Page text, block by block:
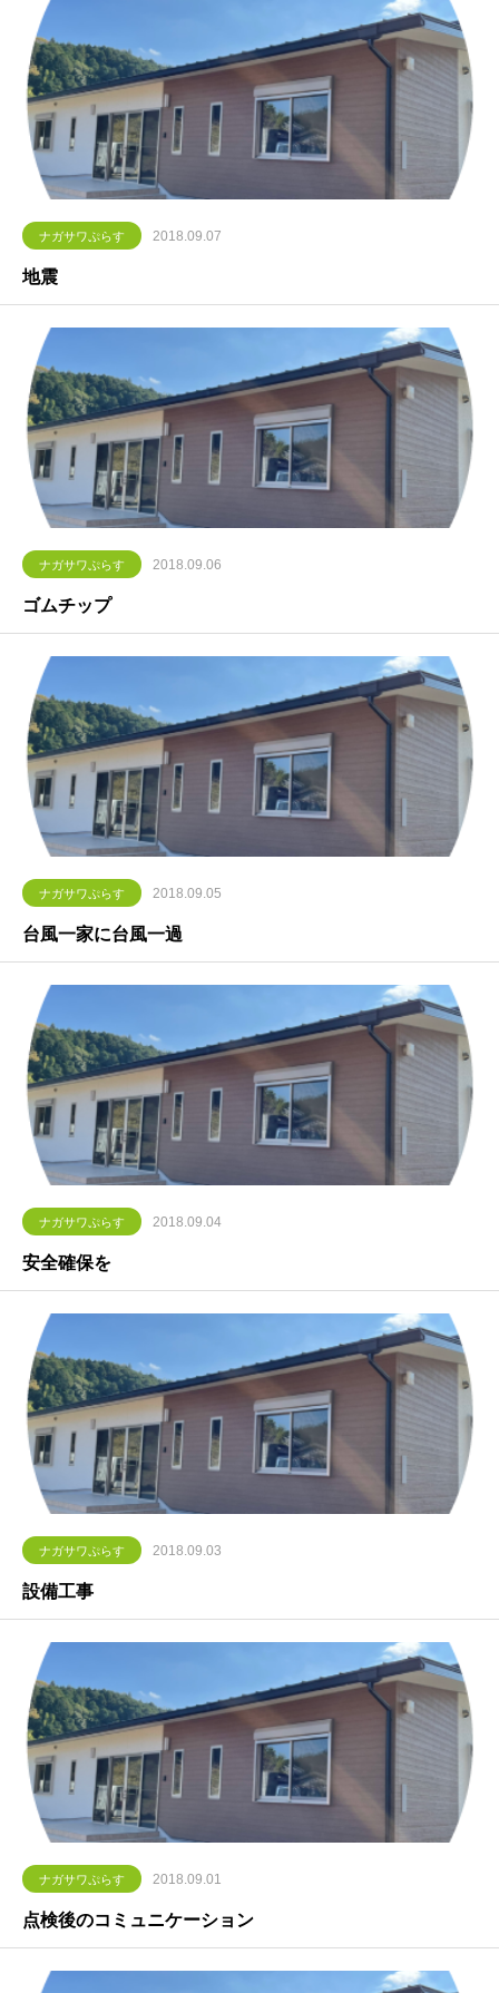
ナガサワぷらす 2018.09.07
地震
ナガサワぷらす 2018.09.06
ゴムチップ
ナガサワぷらす 2018.09.05
台風一家に台風一過
ナガサワぷらす 2018.09.04
安全確保を
ナガサワぷらす 2018.09.03
設備工事
ナガサワぷらす 2018.09.01
点検後のコミュニケーション